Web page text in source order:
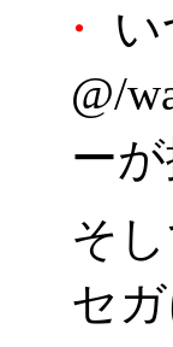
・
@/
ー
そ
セ